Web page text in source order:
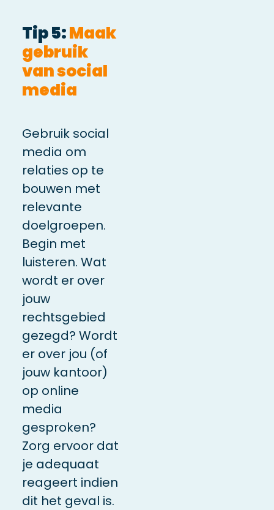
Tip 5:Maak
gebruik
van social
media
Gebruik social
media om
relaties op te
bouwen met
relevante
doelgroepen.
Begin met
luisteren. Wat
wordt er over
jouw
rechtsgebied
gezegd? Wordt
er over jou (of
jouw kantoor)
op online
media
gesproken?
Zorg ervoor dat
je adequaat
reageert indien
dit het geval is.